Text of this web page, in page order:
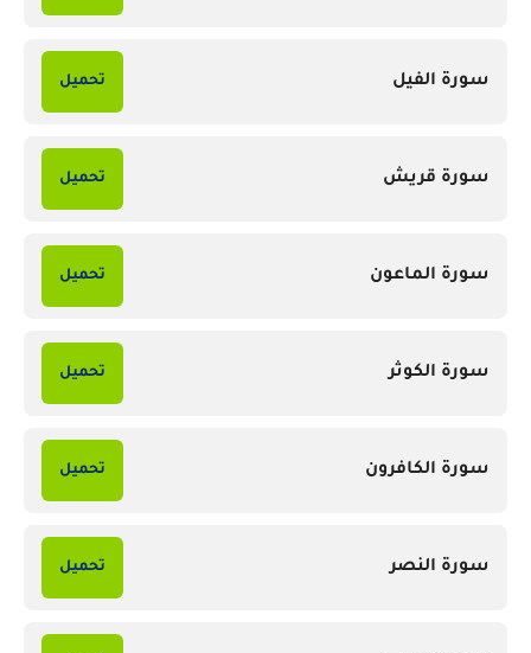
سورة الفيل تحميل
سورة قريش تحميل
سورة الماعون تحميل
سورة الكوثر تحميل
سورة الكافرون تحميل
سورة النصر تحميل